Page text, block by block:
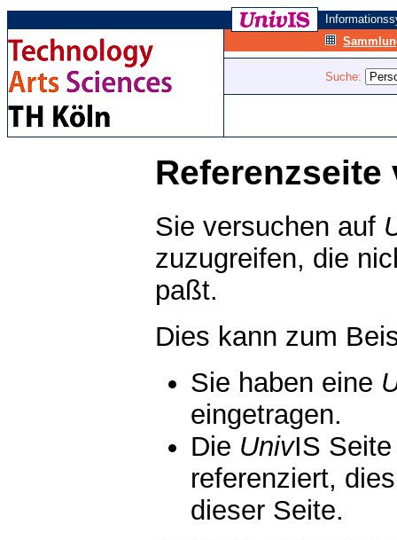
Suche:
Referenzseite
Sie versuchen auf
zuzugreifen, die
paßt.
Dies kann zum
Sie haben eine
eingetragen.
Die UnivIS
referenziert,
dieser Seite.